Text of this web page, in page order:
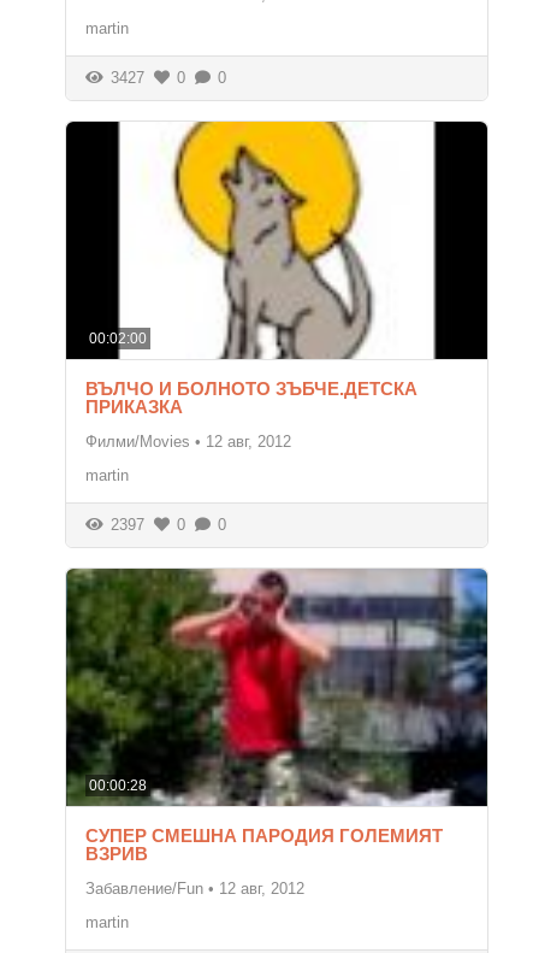
martin
3427 0 0
00:02:00
ВЪЛЧО И БОЛНОТО ЗЪБЧЕ.ДЕТСКА
ПРИКАЗКА
Филми/Movies • 12 авг, 2012
martin
2397 0 0
00:00:28
СУПЕР СМЕШНА ПАРОДИЯ ГОЛЕМИЯТ
ВЗРИВ
Забавление/Fun • 12 авг, 2012
martin